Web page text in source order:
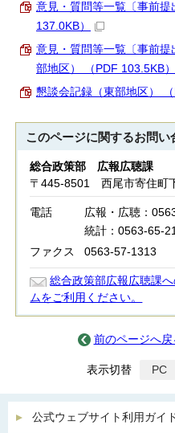
意見・質問等一覧〔事前
137.0KB）
意見・質問等一覧〔事前
部地区） （PDF 103.5KB）
懇談会記録（東部地区） （
このページに関するお問い
総合政策部 広報広聴課
〒445-8501 西尾市寄住町
電話
広報・広聴：
統計：0563-65-
ファクス
0563-57-1313
総合政策部広報広聴課
ムをご利用ください。
前のページへ戻
表示切替 PC
公式ウェブサイト利用ガイ